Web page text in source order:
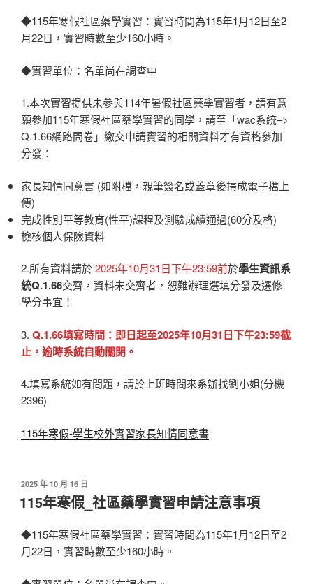
◆115年寒假社區藥學實習：實習時間為115年1月12日至2
月22日，實習時數至少160小時。
◆實習單位：名單尚在調查中
1.本次實習提供未參與114年暑假社區藥學實習者，請有意
願參加115年寒假社區藥學實習的同學，請至「wac系統–>
Q.1.66網路問卷」繳交申請實習的相關資料才有資格參加
分發：
家長知情同意書 (如附檔，親筆簽名或蓋章後掃成電子檔上
傳)
完成性別平等教育(性平)課程及測驗成績通過(60分及格)
檢核個人保險資料
2.所有資料請於2025年10月31日下午23:59前於學生資訊系
統Q.1.66交齊，資料未交齊者，恕難辦理選填分發及選修
學分事宜！
3. Q.1.66填寫時間：即日起至2025年10月31日下午23:59截
止，逾時系統自動關閉。
4.填寫系統如有問題，請於上班時間來系辦找劉小姐(分機
2396)
115年寒假-學生校外實習家長知情同意書
發
佈
於
2025 年 10 月 16 日
115年寒假_社區藥學實習申請注意事項
◆115年寒假社區藥學實習：實習時間為115年1月12日至2
月22日，實習時數至少160小時。